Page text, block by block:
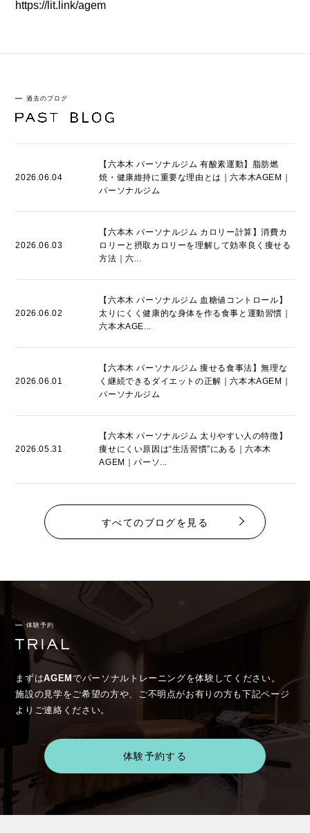
https://lit.link/agem
過去のブログ
2026.06.04
【六本木 パーソナルジム 有酸素運動】脂肪燃
焼・健康維持に重要な理由とは｜六本木AGEM｜
パーソナルジム
2026.06.03
【六本木 パーソナルジム カロリー計算】消費カ
ロリーと摂取カロリーを理解して効率良く痩せる
方法｜六...
2026.06.02
【六本木 パーソナルジム 血糖値コントロール】
太りにくく健康的な身体を作る食事と運動習慣｜
六本木AGE...
2026.06.01
【六本木 パーソナルジム 痩せる食事法】無理な
く継続できるダイエットの正解｜六本木AGEM｜
パーソナルジム
2026.05.31
【六本木 パーソナルジム 太りやすい人の特徴】
痩せにくい原因は“生活習慣”にある｜六本木
AGEM｜パーソ...
すべてのブログを見る
体験予約
まずはAGEM でパーソナルトレーニングを体験してください。
施設の見学をご希望の方や、ご不明点がお有りの方も下記ページ
よりご連絡ください。
体験予約する